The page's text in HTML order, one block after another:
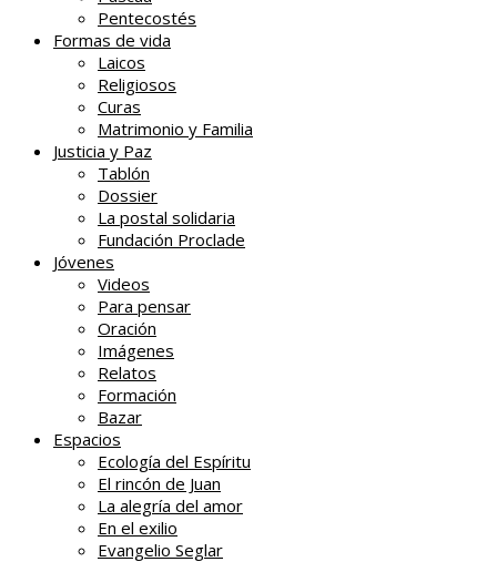
Pentecostés
Formas de vida
Laicos
Religiosos
Curas
Matrimonio y Familia
Justicia y Paz
Tablón
Dossier
La postal solidaria
Fundación Proclade
Jóvenes
Videos
Para pensar
Oración
Imágenes
Relatos
Formación
Bazar
Espacios
Ecología del Espíritu
El rincón de Juan
La alegría del amor
En el exilio
Evangelio Seglar